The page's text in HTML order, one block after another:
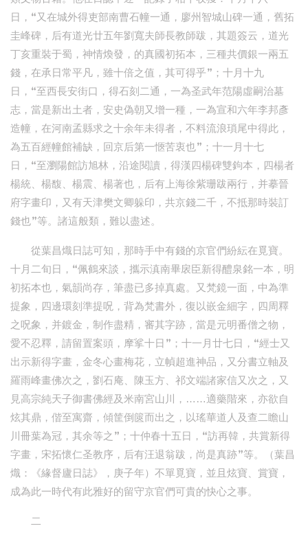
日，“又在城外得吏部南曹石幢一通，廖州智城山碑一通，舊拓
圭峰碑，后有道光廿五年劉寬夫師長教師跋，其題簽云，道光
丁亥重裝于蜀，神情煥發，的真國初拓本，三種共價銀一兩五
錢，在承日常平凡，雖十倍之值，其可得乎”；十月十九
日，“至西長安街口，得石刻二通，一為圣武年范陽虛嗣治墓
志，當是新出土者，安史偽朝又增一種，一為宣和六年李邦彥
造幢，在河南孟縣求之十余年未得者，不料流浪瑣尾中得此，
為五百經幢館補缺，回京后第一愜苦衷也”；十一月十七
日，“至瀏陽館訪旭林，沿途閱讀，得漢四楊碑雙鉤本，四楊者
楊統、楊馥、楊震、楊著也，后有上海徐紫珊跋兩行，并摹晉
府字畫印，又有天津樊文卿躲印，共京錢二千，不抵那時裝訂
錢也”等。諸這般類，難以盡述。
從葉昌熾日誌可知，那時手中有錢的京官們紛紜在覓寶。
十月二旬日，“佩鶴來談，攜示滇南畢扆臣新得醴泉銘一本，明
初拓本也，氣韻尚存，筆盡已多掉真處。又梵鏡一面，中為準
提象，四邊環刻準提呪，背為梵書外，復以嵌金細字，四周釋
之呪象，并鍍金，制作盡精，審其字跡，當是元明番僧之物，
愛不忍釋，請留置案頭，摩挲十日”；十一月廿七日，“經士又
出示新得字畫，金冬心畫梅花，立幀超進神品，又分書立軸及
羅雨峰畫佛次之，劉石庵、陳玉方、祁文端諸家信又次之，又
見高宗純天子御書佛經及米南宮山川，……適藥階來，亦欲自
炫其鼎，偕至寓齋，傾筐倒篋而出之，以瑤華道人及查二瞻山
川冊葉為冠，其余等之”；十仲春十五日，“訪再韓，共賞新得
字畫，宋拓懷仁圣教序，后有汪退翁跋，尚是真跡”等。（葉昌
熾：《緣督廬日誌》，庚子年）不單覓寶，並且炫寶、賞寶，
成為此一時代有此雅好的留守京官們可貴的快心之事。
二